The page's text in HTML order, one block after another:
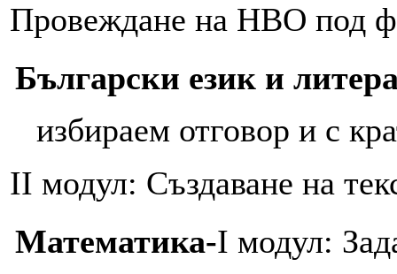
Провеждане на НВО под
Български език и
избираем отговор и с
II модул: Създаване на
Математика-I модул: